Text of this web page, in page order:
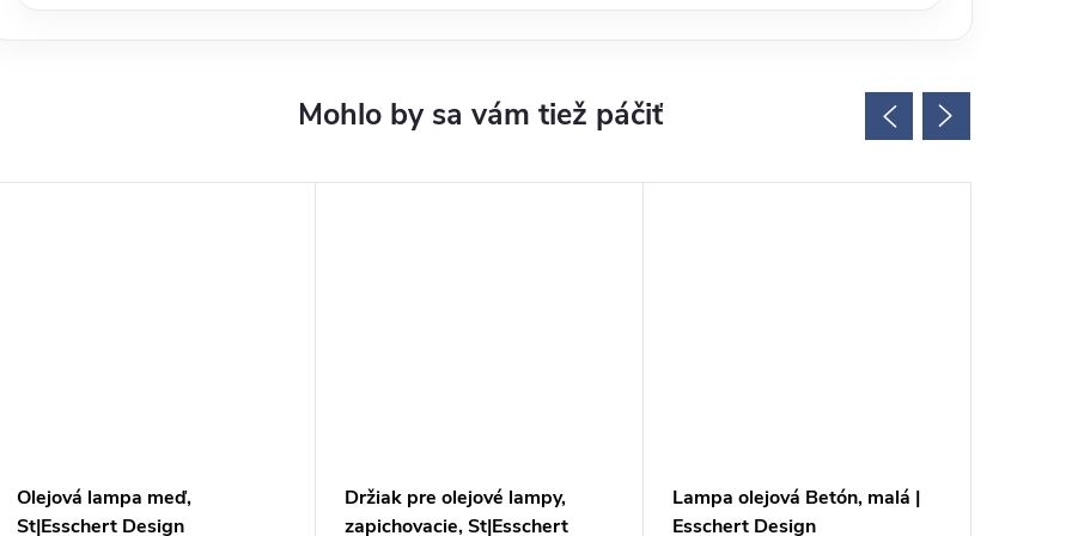
Olejová lampa meď,
St|Esschert Design
Držiak pre olejové lampy,
zapichovacie, St|Esschert
Lampa olejová Betón, malá |
Esschert Design